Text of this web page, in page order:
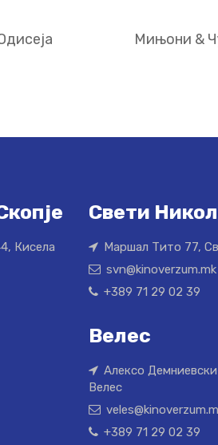
Мињони &
Кисела
Свети
Маршал Тито 77,
svn@kinoverzum.mk
+389 71 29 02 39
Велес
Алексо
Велес
+389 71 29 02 39